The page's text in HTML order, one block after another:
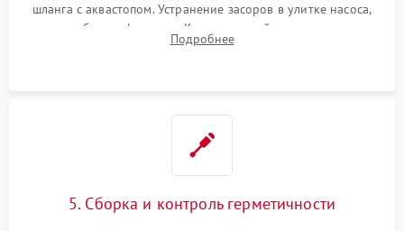
шланга с аквастопом. Устранение засоров в улитке насоса,
патрубках и фильтрах. Компонентный ремонт платы
управления, восстановление поврежденной проводки.
Подробнее
5. Сборка и контроль герметичности